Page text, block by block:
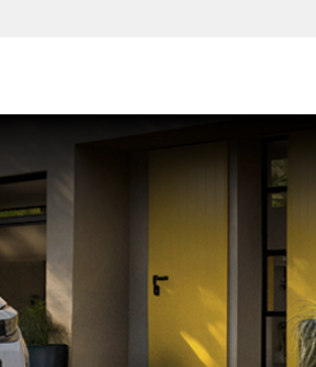
BATTERIJ-
Vanaf € 32.995,-
Vraag
Bekijk
modellen
Accessoires
Accessoires
Banden
Energie en slim
Lease
Bedrijfswagens
Financieren of
leasen
Verzekeren